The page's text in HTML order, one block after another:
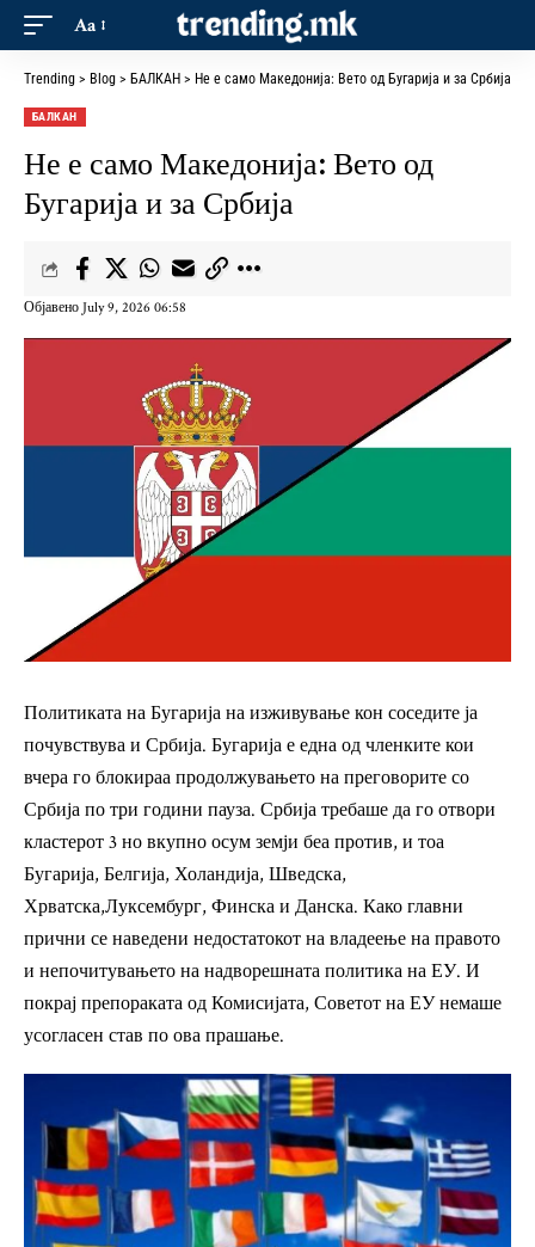
Aa
Trending > Blog > БАЛКАН > Не е само Македонија: Вето од Бугарија и за Србија
БАЛКАН
Не е само Македонија: Вето од
Бугарија и за Србија
Објавено July 9, 2026 06:58
Политиката на Бугарија на изживување кон соседите ја
почувствува и Србија. Бугарија е една од членките кои
вчера го блокираа продолжувањето на преговорите со
Србија по три години пауза. Србија требаше да го отвори
кластерот 3 но вкупно осум земји беа против, и тоа
Бугарија, Белгија, Холандија, Шведска,
Хрватска,Луксембург, Финска и Данска. Како главни
прични се наведени недостатокот на владеење на правото
и непочитувањето на надворешната политика на ЕУ. И
покрај препораката од Комисијата, Советот на ЕУ немаше
усогласен став по ова прашање.